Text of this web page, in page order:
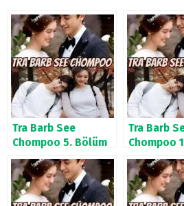
Tra Barb See
Chompoo 5. Bölüm
Tra Barb
Chompoo